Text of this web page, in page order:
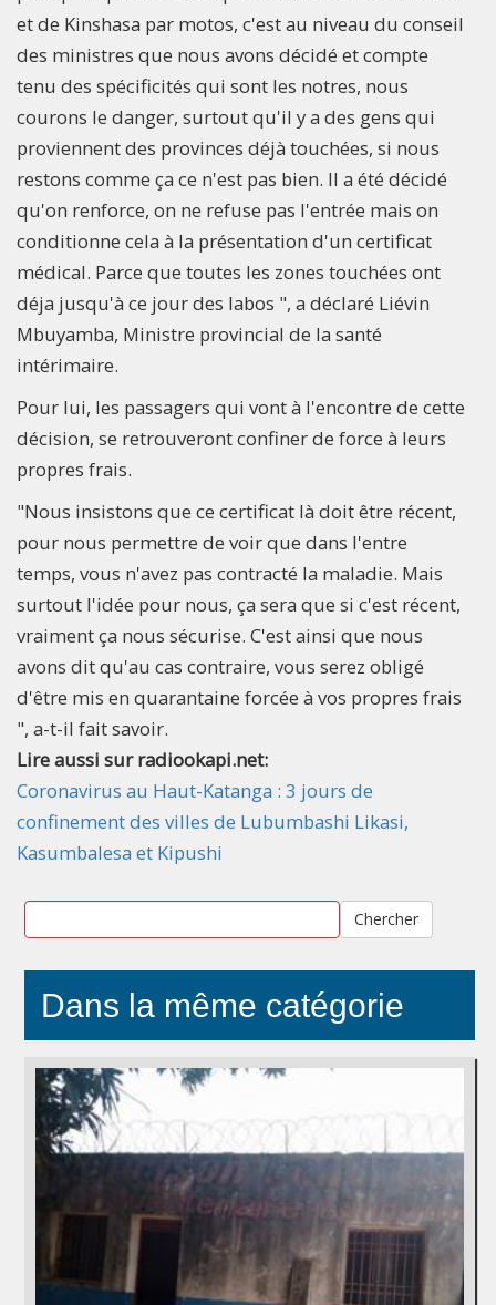
et de Kinshasa par motos, c'est au niveau du conseil
des ministres que nous avons décidé et compte
tenu des spécificités qui sont les notres, nous
courons le danger, surtout qu'il y a des gens qui
proviennent des provinces déjà touchées, si nous
restons comme ça ce n'est pas bien. Il a été décidé
qu'on renforce, on ne refuse pas l'entrée mais on
conditionne cela à la présentation d'un certificat
médical. Parce que toutes les zones touchées ont
déja jusqu'à ce jour des labos ", a déclaré Liévin
Mbuyamba, Ministre provincial de la santé
intérimaire.
Pour lui, les passagers qui vont à l'encontre de cette
décision, se retrouveront confiner de force à leurs
propres frais.
"Nous insistons que ce certificat là doit être récent,
pour nous permettre de voir que dans l'entre
temps, vous n'avez pas contracté la maladie. Mais
surtout l'idée pour nous, ça sera que si c'est récent,
vraiment ça nous sécurise. C'est ainsi que nous
avons dit qu'au cas contraire, vous serez obligé
d'être mis en quarantaine forcée à vos propres frais
", a-t-il fait savoir.
Lire aussi sur radiookapi.net:
Coronavirus au Haut-Katanga : 3 jours de
confinement des villes de Lubumbashi Likasi,
Kasumbalesa et Kipushi
Chercher
Dans la même catégorie